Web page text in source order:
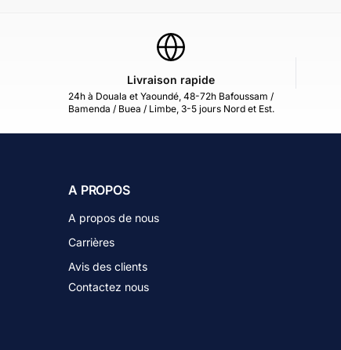
Livraison rapide
24h à Douala et Yaoundé, 48-72h Bafoussam /
Bamenda / Buea / Limbe, 3-5 jours Nord et Est.
A PROPOS
A propos de nous
Carrières
Avis des clients
Contactez nous